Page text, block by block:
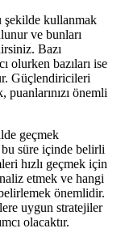
kullanmak
ve bunları
Bazı
olurken bazıları ise
Güçlendiricileri
önemli
geçmek
süre içinde belirli
hızlı geçmek için
etmek ve hangi
önemlidir.
uygun stratejiler
olacaktır.